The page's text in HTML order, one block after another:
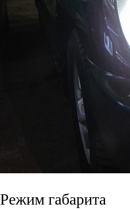
Режим габарита